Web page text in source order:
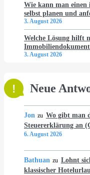
Wie kann man
selbst planen und
3. August 2026
Welche Lösung hilft
3. August 2026
Neue
Jon zu Wo gibt man
Steuererklärung an
6. August 2026
Bathuan zu Lohnt
klassischer